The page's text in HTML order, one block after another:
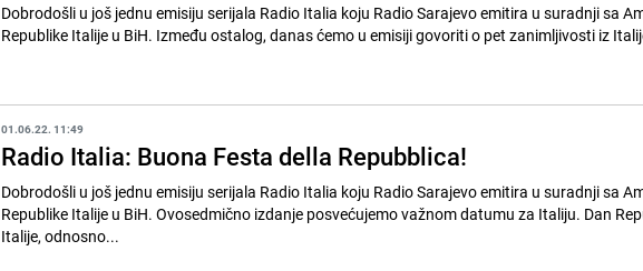
Dobrodošli u još jednu emisiju serijala Radio Italia koju Radio Sarajevo emitira u suradnji sa
01.06.22. 11:49
Radio Italia: Buona Festa della Repubblica!
Dobrodošli u još jednu emisiju serijala Radio Italia koju Radio Sarajevo emitira u suradnji sa
Republike Italije u BiH. Ovosedmično izdanje posvećujemo važnom datumu za Italiju. Dan
Italije, odnosno...